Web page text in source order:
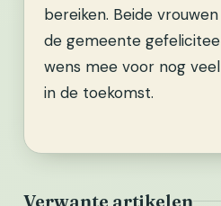
bereiken. Beide
de gemeente
wens mee voor nog
in de toekomst.
Verwante artikelen